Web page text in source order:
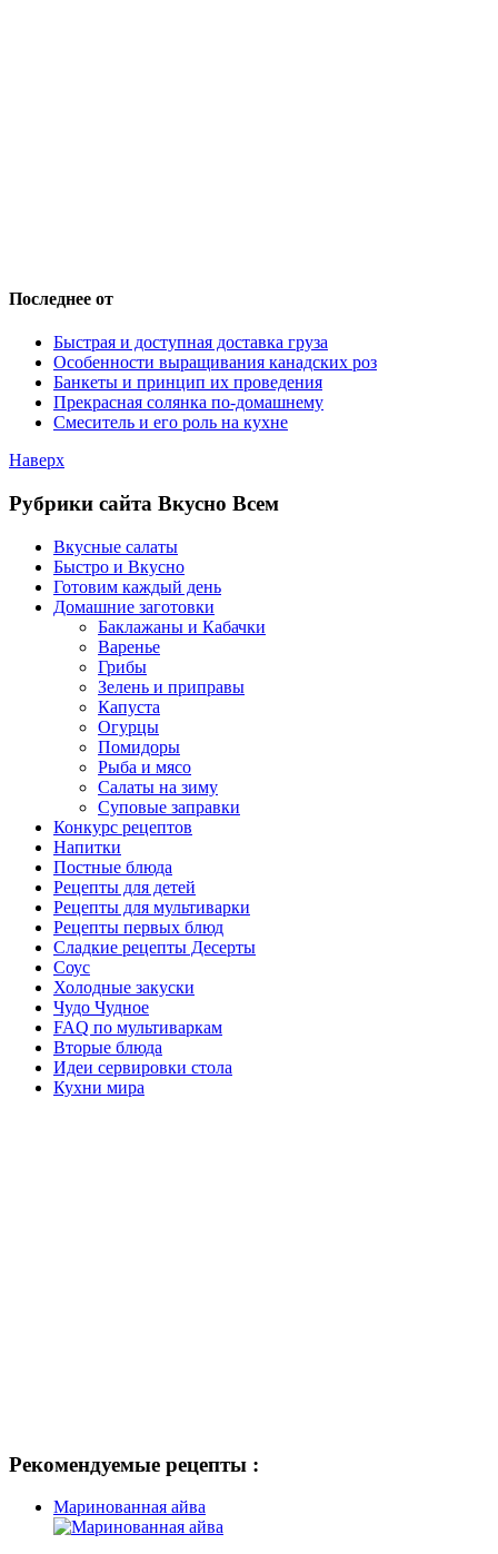
Последнее от
Быстрая и доступная доставка груза
Особенности выращивания канадских роз
Банкеты и принцип их проведения
Прекрасная солянка по-домашнему
Смеситель и его роль на кухне
Наверх
Рубрики сайта Вкусно Всем
Вкусные салаты
Быстро и Вкусно
Готовим каждый день
Домашние заготовки
Баклажаны и Кабачки
Варенье
Грибы
Зелень и приправы
Капуста
Огурцы
Помидоры
Рыба и мясо
Салаты на зиму
Суповые заправки
Конкурс рецептов
Напитки
Постные блюда
Рецепты для детей
Рецепты для мультиварки
Рецепты первых блюд
Сладкие рецепты Десерты
Соус
Холодные закуски
Чудо Чудное
FAQ по мультиваркам
Вторые блюда
Идеи сервировки стола
Кухни мира
Рекомендуемые рецепты :
Маринованная айва